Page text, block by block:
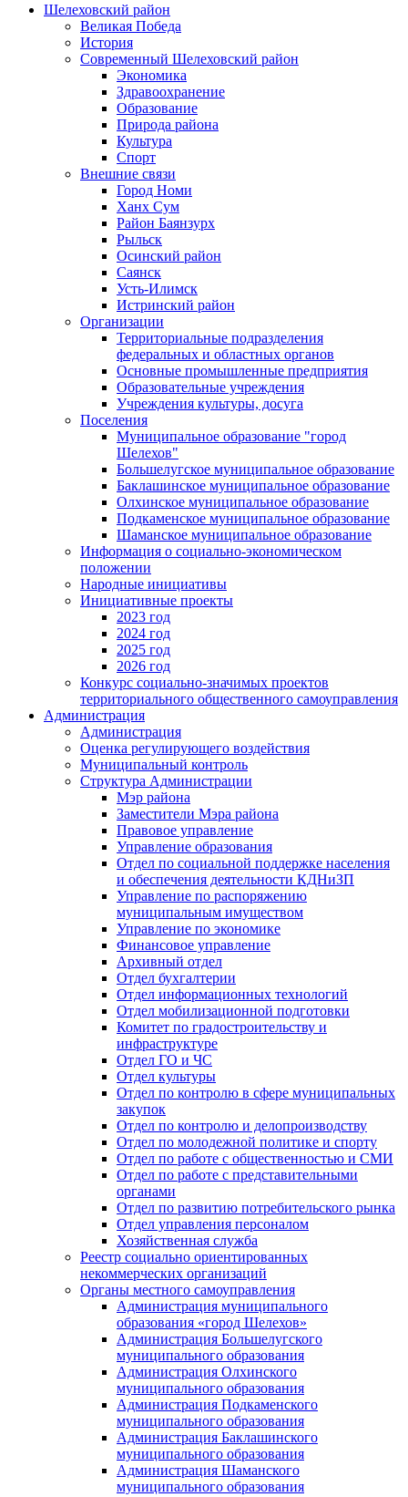
Шелеховский район
Великая Победа
История
Современный Шелеховский район
Экономика
Здравоохранение
Образование
Природа района
Культура
Спорт
Внешние связи
Город Номи
Ханх Сум
Район Баянзурх
Рыльск
Осинский район
Саянск
Усть-Илимск
Истринский район
Организации
Территориальные подразделения
федеральных и областных органов
Основные промышленные предприятия
Образовательные учреждения
Учреждения культуры, досуга
Поселения
Муниципальное образование "город
Шелехов"
Большелугское муниципальное образование
Баклашинское муниципальное образование
Олхинское муниципальное образование
Подкаменское муниципальное образование
Шаманское муниципальное образование
Информация о социально-экономическом
положении
Народные инициативы
Инициативные проекты
2023 год
2024 год
2025 год
2026 год
Конкурс социально-значимых проектов
территориального общественного самоуправления
Администрация
Администрация
Оценка регулирующего воздействия
Муниципальный контроль
Структура Администрации
Мэр района
Заместители Мэра района
Правовое управление
Управление образования
Отдел по социальной поддержке населения
и обеспечения деятельности КДНиЗП
Управление по распоряжению
муниципальным имуществом
Управление по экономике
Финансовое управление
Архивный отдел
Отдел бухгалтерии
Отдел информационных технологий
Отдел мобилизационной подготовки
Комитет по градостроительству и
инфраструктуре
Отдел ГО и ЧС
Отдел культуры
Отдел по контролю в сфере муниципальных
закупок
Отдел по контролю и делопроизводству
Отдел по молодежной политике и спорту
Отдел по работе с общественностью и СМИ
Отдел по работе с представительными
органами
Отдел по развитию потребительского рынка
Отдел управления персоналом
Хозяйственная служба
Реестр социально ориентированных
некоммерческих организаций
Органы местного самоуправления
Администрация муниципального
образования «город Шелехов»
Администрация Большелугского
муниципального образования
Администрация Олхинского
муниципального образования
Администрация Подкаменского
муниципального образования
Администрация Баклашинского
муниципального образования
Администрация Шаманского
муниципального образования